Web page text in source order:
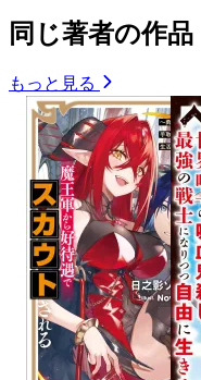
同じ著者の作品
もっと見る